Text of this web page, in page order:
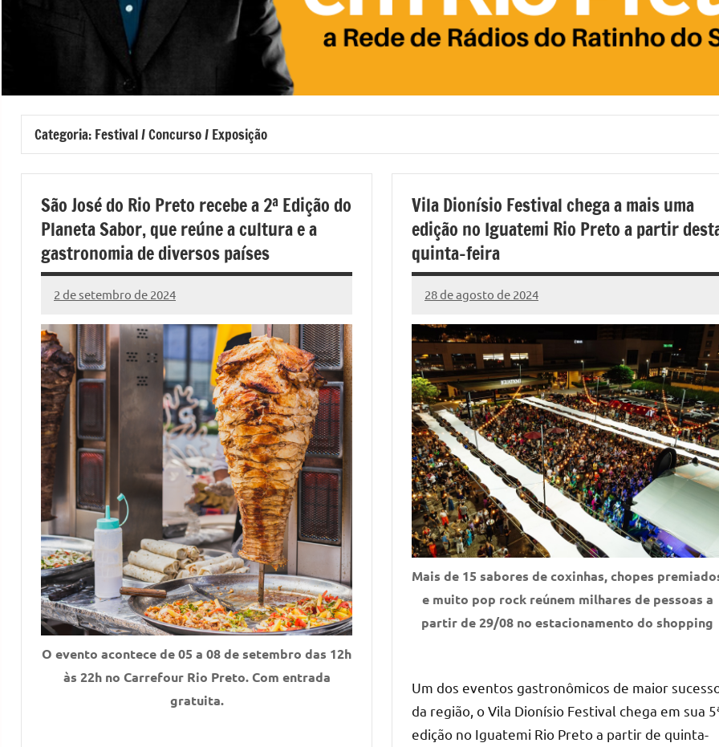
Categoria: Festival / Concurso / Exposição
São José do Rio Preto recebe a 2ª Edição do
Planeta Sabor, que reúne a cultura e a
gastronomia de diversos países
2 de setembro de 2024
Marcelo
Fachin
4
comentários
O evento acontece de 05 a 08 de setembro das 12h
às 22h no Carrefour Rio Preto. Com entrada
gratuita.
Vila Dionísio Festival chega a mais uma
edição no Iguatemi Rio Preto a partir
quinta-feira
28 de agosto de 2024
Marcelo
Fachin
7
comentários
Mais de 15 sabores de coxinhas, chopes
e muito pop rock reúnem milhares de pessoas a
partir de 29/08 no estacionamento do shopping
Um dos eventos gastronômicos de maior
da região, o Vila Dionísio Festival chega em sua
edição no Iguatemi Rio Preto a partir de quinta-